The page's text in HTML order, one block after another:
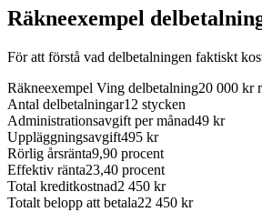
Räkneexempel
För att förstå vad delbetalningen faktiskt
Räkneexempel Ving delbetalning20 000 kr
Antal delbetalningar12 stycken
Administrationsavgift per månad49 kr
Uppläggningsavgift495 kr
Rörlig årsränta9,90 procent
Effektiv ränta23,40 procent
Total kreditkostnad2 450 kr
Totalt belopp att betala22 450 kr